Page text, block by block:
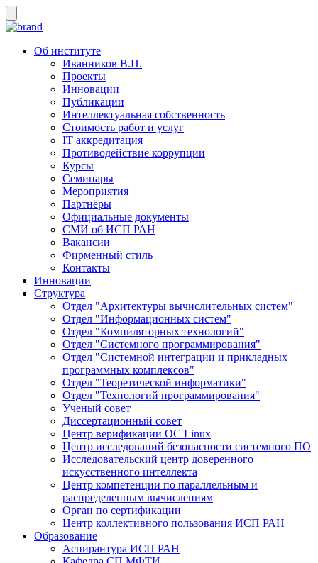
Об институте
Иванников В.П.
Проекты
Инновации
Публикации
Интеллектуальная собственность
Стоимость работ и услуг
IT аккредитация
Противодействие коррупции
Курсы
Семинары
Мероприятия
Партнёры
Официальные документы
СМИ об ИСП РАН
Вакансии
Фирменный стиль
Контакты
Инновации
Структура
Отдел "Архитектуры вычислительных систем"
Отдел "Информационных систем"
Отдел "Компиляторных технологий"
Отдел "Системного программирования"
Отдел "Системной интеграции и прикладных
программных комплексов"
Отдел "Теоретической информатики"
Отдел "Технологий программирования"
Ученый совет
Диссертационный совет
Центр верификации ОС Linux
Центр исследований безопасности системного ПО
Исследовательский центр доверенного
искусственного интеллекта
Центр компетенции по параллельным и
распределенным вычислениям
Орган по сертификации
Центр коллективного пользования ИСП РАН
Образование
Аспирантура ИСП РАН